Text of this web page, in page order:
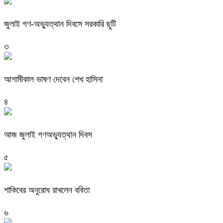
জুলাই গণ-অভ্যুত্থান দিবসে সরকারি ছুটি
৩
আগামীকাল ভাষণ দেবেন শেখ হাসিনা
৪
আজ জুলাই গণঅভ্যুত্থান দিবস
৫
শাকিবের অনুরোধ রাখলেন ববিতা
৬